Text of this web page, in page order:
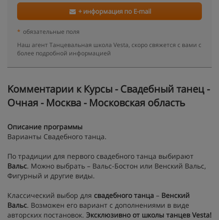
+ информация по E-mail
* обязательные поля
Наш агент Танцевальная школа Vesta, скоро свяжется с вами с
более подробной информацией
Kомментарии к Курсы - Свадебный танец -
Очная - Москва - Московская область
Описание программы
Варианты Свадебного танца.
По традиции для первого свадебного танца выбирают
Вальс. Можно выбрать – Вальс-Бостон или Венский Вальс,
Фигурный и другие виды.
Классический выбор для свадебного танца – Венский
Вальс. Возможен его вариант с дополнениями в виде
авторских постановок. Эксклюзивно от школы танцев Vesta!